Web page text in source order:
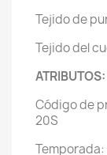
Tejido de
Tejido del
ATRIBUTOS:
Código de
20S